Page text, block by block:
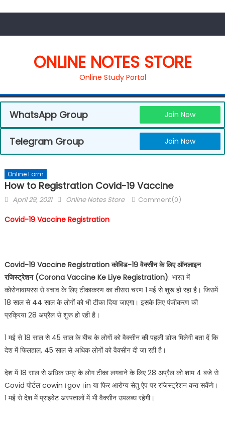
ONLINE NOTES STORE
Online Study Portal
WhatsApp Group Join Now
Telegram Group Join Now
Online Form
How to Registration Covid-19 Vaccine
April 29, 2021 Online Notes Store Comment(0)
Covid-19 Vaccine Registration
Covid-19 Vaccine Registration कोविड-19 वैक्सीन के लिए ऑनलाइन
रजिस्ट्रेशन (Corona Vaccine Ke Liye Registration): भारत में
कोरोनावायरस से बचाव के लिए टीकाकरण का तीसरा चरण 1 मई से शुरू हो रहा है। जिसमें
18 साल से 44 साल के लोगों को भी टीका दिया जाएगा। इसके लिए पंजीकरण की
प्रक्रिया 28 अप्रैल से शुरू हो रही है।
1 मई से 18 साल से 45 साल के बीच के लोगों को वैक्सीन की पहली डोज मिलेगी बता दें कि
देश में फिलहाल, 45 साल से अधिक लोगों को वैक्सीन दी जा रही है।
देश में 18 साल से अधिक उम्र के लोग टीका लगवाने के लिए 28 अप्रैल को शाम 4 बजे से
Covid पोर्टल cowin।gov।in या फिर आरोग्य सेतु ऐप पर रजिस्ट्रेशन करा सकेंगे।
1 मई से देश में प्राइवेट अस्पतालों में भी वैक्सीन उपलब्ध रहेगी।